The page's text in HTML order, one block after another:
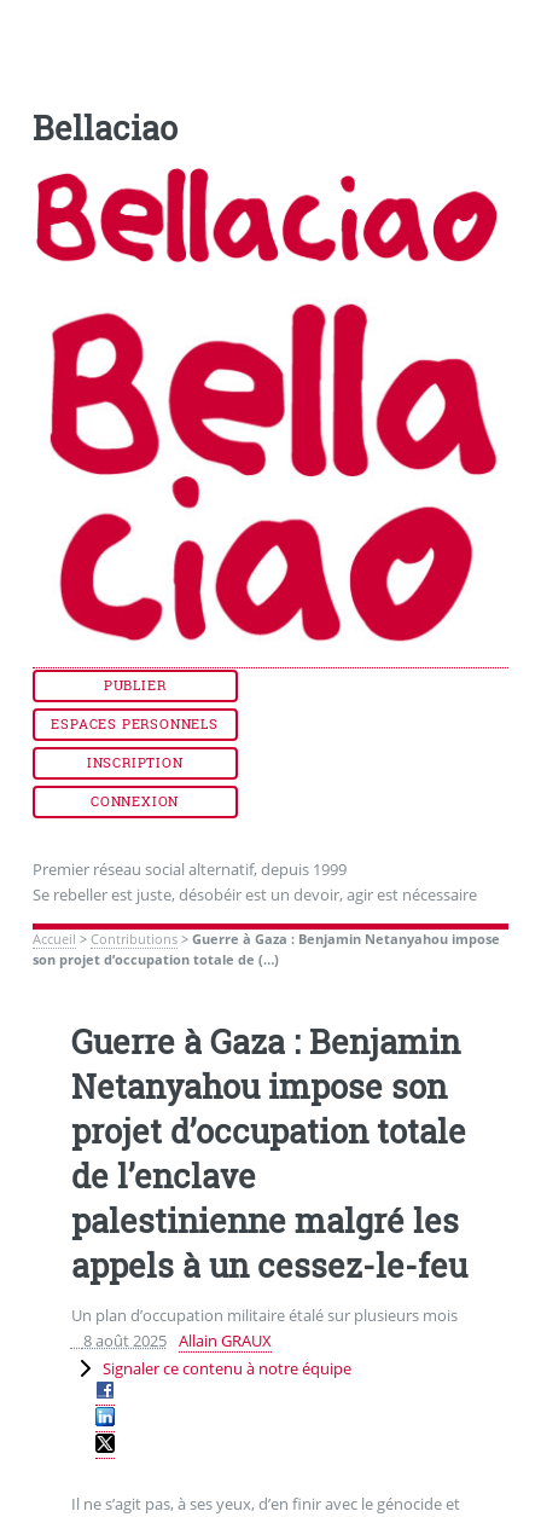
Bellaciao
PUBLIER
ESPACES PERSONNELS
INSCRIPTION
CONNEXION
Premier réseau social alternatif, depuis 1999
Se rebeller est juste, désobéir est un devoir, agir est nécessaire
Accueil > Contributions> Guerre à Gaza : Benjamin Netanyahou impose
son projet d’occupation totale de (…)
Guerre à Gaza : Benjamin
Netanyahou impose son
projet d’occupation totale
de l’enclave
palestinienne malgré les
appels à un cessez-le-feu
Un plan d’occupation militaire étalé sur plusieurs mois
8 août 2025 Allain GRAUX
Signaler ce contenu à notre équipe
Il ne s’agit pas, à ses yeux, d’en finir avec le génocide et